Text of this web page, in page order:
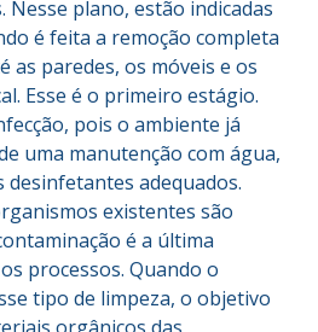
Nesse plano, estão indicadas
é feita a remoção completa
as paredes, os móveis e os
Esse é o primeiro estágio.
pois o ambiente já
uma manutenção com água,
adequados.
existentes são
é a última
processos. Quando o
tipo de limpeza, o objetivo